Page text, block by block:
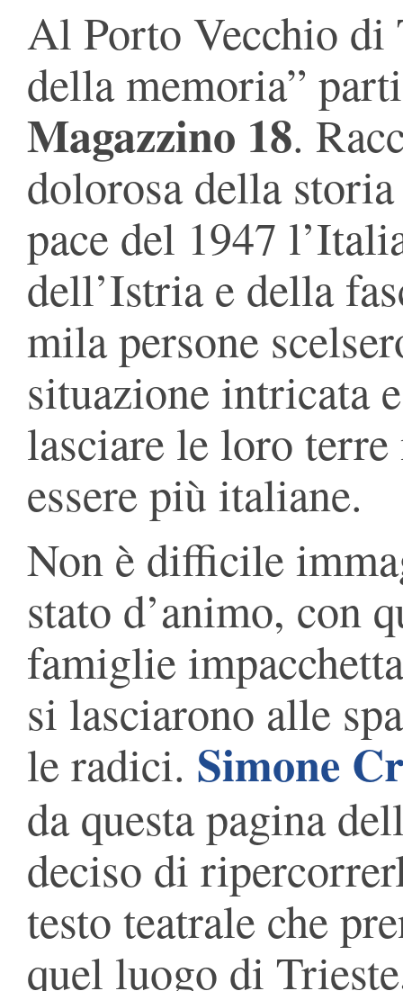
Al Porto Vecchio di
della memoria”
Magazzino 18.
dolorosa della
pace del 1947
dell’Istria e della
mila persone
situazione intricata
lasciare le loro
essere più italiane.
Non è difficile
stato d’animo, con
famiglie
si lasciarono alle
le radici. Simone
da questa pagina
deciso di
testo teatrale che
quel luogo di